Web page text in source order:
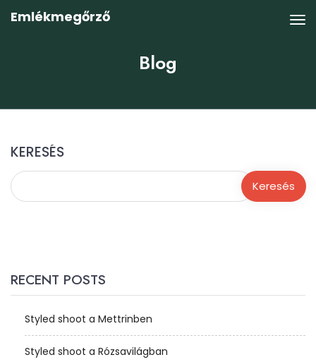
Emlékmegőrző
Blog
KERESÉS
Keresés
RECENT POSTS
Styled shoot a Mettrinben
Styled shoot a Rózsavilágban